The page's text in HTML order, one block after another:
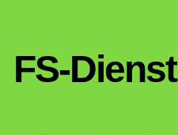
FS-Dienst